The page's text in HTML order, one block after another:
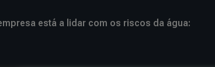
está a lidar com os riscos da água: